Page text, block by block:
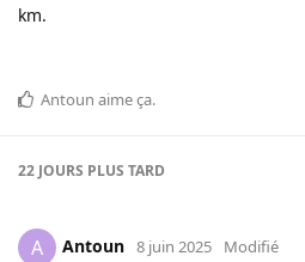
km.
Antoun aime ça.
22 JOURS PLUS TARD
A Antoun 8 juin 2025 Modifié